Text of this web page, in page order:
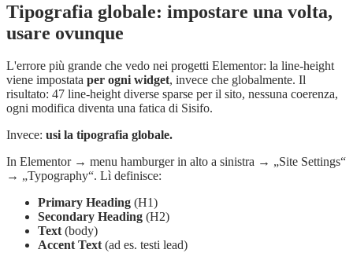
Tipografia globale: impostare una volta,
usare ovunque
L'errore più grande che vedo nei progetti Elementor: la line-height
viene impostata per ogni widget, invece che globalmente. Il
risultato: 47 line-height diverse sparse per il sito, nessuna coerenza,
ogni modifica diventa una fatica di Sisifo.
Invece: usi la tipografia globale.
In Elementor → menu hamburger in alto a sinistra → „Site Settings“
→ „Typography“. Lì definisce:
Primary Heading (H1)
Secondary Heading (H2)
Text(body)
Accent Text(ad es. testi lead)